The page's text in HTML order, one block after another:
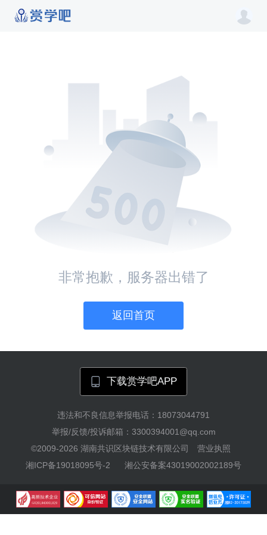
非常抱歉，服务器出错了
返回首页
下载赏学吧APP
违法和不良信息举报电话：18073044791
举报/反馈/投诉邮箱：3300394001@qq.com
©2009-2026 湖南共识区块链技术有限公司
营业执照
湘ICP备19018095号-2
湘公安备案43019002002189号